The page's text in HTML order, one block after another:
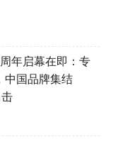
年启幕在即：专
中国品牌集结